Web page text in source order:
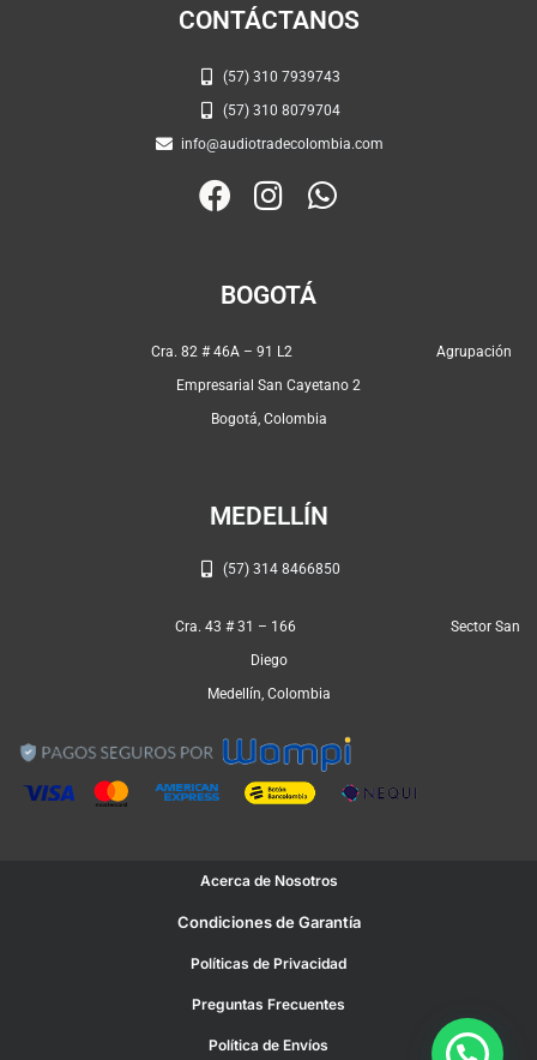
CONTÁCTANOS
(57) 310 7939743
(57) 310 8079704
info@audiotradecolombia.com
F
e
o
o
k
I
t
g
r
a
W
p
p
BOGOTÁ
Cra. 82 # 46A – 91 L2 Agrupación
Empresarial San Cayetano 2
Bogotá, Colombia
MEDELLÍN
(57) 314 8466850
Cra. 43 # 31 – 166 Sector San
Diego
Medellín, Colombia
Acerca de Nosotros
Condiciones de Garantía
Políticas de Privacidad
Preguntas Frecuentes
Política de Envíos